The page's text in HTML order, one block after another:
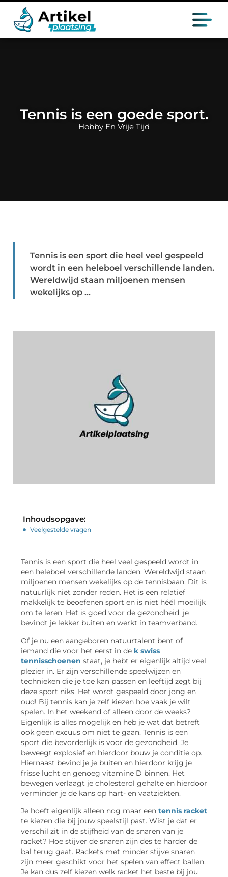
Tennis is een goede sport.
Hobby En Vrije Tijd
Tennis is een sport die heel veel gespeeld
wordt in een heleboel verschillende landen.
Wereldwijd staan miljoenen mensen
wekelijks op ...
Inhoudsopgave:
Veelgestelde vragen
Tennis is een sport die heel veel gespeeld wordt in
een heleboel verschillende landen. Wereldwijd staan
miljoenen mensen wekelijks op de tennisbaan. Dit is
natuurlijk niet zonder reden. Het is een relatief
makkelijk te beoefenen sport en is niet héél moeilijk
om te leren. Het is goed voor de gezondheid, je
bevindt je lekker buiten en werkt in teamverband.
Of je nu een aangeboren natuurtalent bent of
iemand die voor het eerst in de k swiss
tennisschoenen staat, je hebt er eigenlijk altijd veel
plezier in. Er zijn verschillende speelwijzen en
technieken die je toe kan passen en leeftijd zegt bij
deze sport niks. Het wordt gespeeld door jong en
oud! Bij tennis kan je zelf kiezen hoe vaak je wilt
spelen. In het weekend of alleen door de weeks?
Eigenlijk is alles mogelijk en heb je wat dat betreft
ook geen excuus om niet te gaan. Tennis is een
sport die bevorderlijk is voor de gezondheid. Je
beweegt explosief en hierdoor bouw je conditie op.
Hiernaast bevind je je buiten en hierdoor krijg je
frisse lucht en genoeg vitamine D binnen. Het
bewegen verlaagt je cholesterol gehalte en hierdoor
verminder je de kans op hart- en vaatziekten.
Je hoeft eigenlijk alleen nog maar een tennis racket
te kiezen die bij jouw speelstijl past. Wist je dat er
verschil zit in de stijfheid van de snaren van je
racket? Hoe stijver de snaren zijn des te harder de
bal terug gaat. Rackets met minder stijve snaren
zijn meer geschikt voor het spelen van effect ballen.
Je kan dus zelf kiezen welk racket het beste bij jou